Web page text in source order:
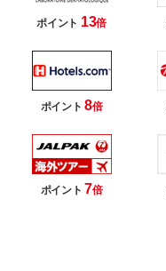
ポイント 13倍
ポイント8倍
ポイント 7倍